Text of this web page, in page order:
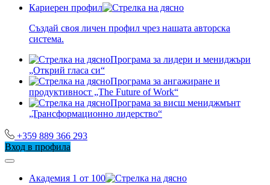
Кариерен профил
Създай своя личен профил чрез нашата авторска
система.
Програма за лидери и мениджъри
„Открий гласа си“
Програма за ангажиране и
продуктивност „The Future of Work“
Програма за висш мениджмънт
„Трансформационно лидерство“
+359 889 366 293
Вход в профила
Академия 1 от 100